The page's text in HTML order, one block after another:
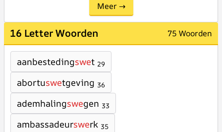
Meer →
16 Letter Woorden 75 Woorden
aanbestedingswet 29
abortuswetgeving 36
ademhalingswegen 33
ambassadeurswerk 35